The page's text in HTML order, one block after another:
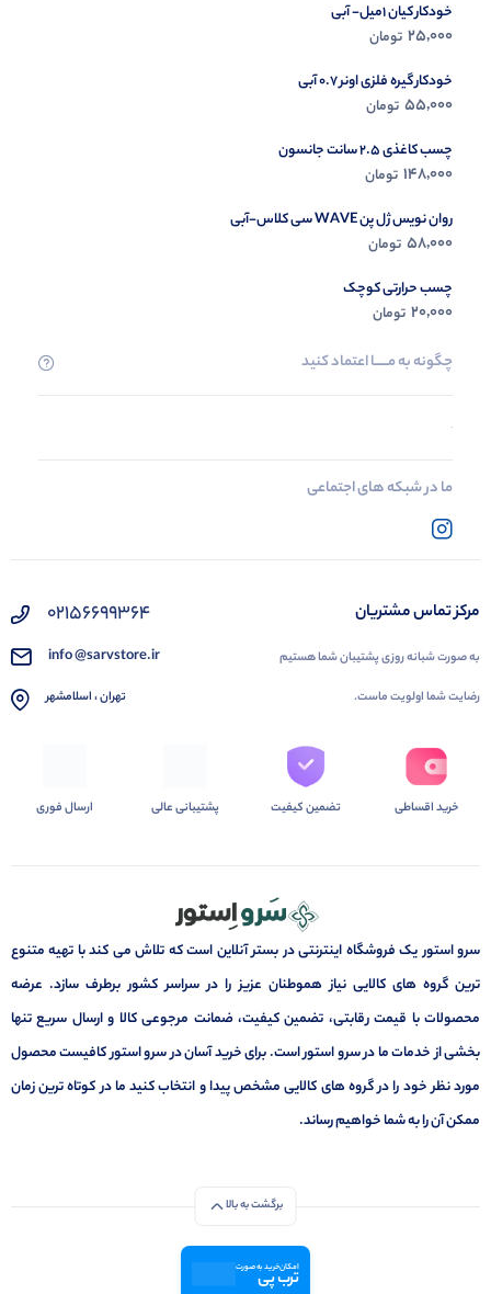
خودکار کیان 1میل- آبی
25,000 تومان
خودکار گیره فلزی اونر 0.7 آبی
55,000 تومان
چسب کاغذی 2.5 سانت جانسون
148,000 تومان
روان نویس ژل پن WAVE سی کلاس-آبی
58,000 تومان
چسب حرارتی کوچک
20,000 تومان
چگونه به مــــــا اعتماد کنید
ما در شبکه های اجتماعی
مرکز تماس مشتریان
به صورت شبانه روزی پشتیبان شما هستیم
رضایت شما اولویت ماست.
02156699364
info @sarvstore.ir
تهران ، اسلامشهر
خرید اقساطی تضمین کیفیت پشتیبانی عالی ارسال فوری
سرو استور یک فروشگاه اینترنتی در بستر آنلاین است که تلاش می کند با تهیه متنوع
ترین گروه های کالایی نیاز هموطنان عزیز را در سراسر کشور برطرف سازد. عرضه
محصولات با قیمت رقابتی، تضمین کیفیت، ضمانت مرجوعی کالا و ارسال سریع تنها
بخشی از خدمات ما در سرو استور است. برای خرید آسان در سرو استور کافیست محصول
مورد نظر خود را در گروه های کالایی مشخص پیدا و انتخاب کنید ما در کوتاه ترین زمان
ممکن آن را به شما خواهیم رساند.
برگشت به بالا
امکان خرید به صورت
ترب پی